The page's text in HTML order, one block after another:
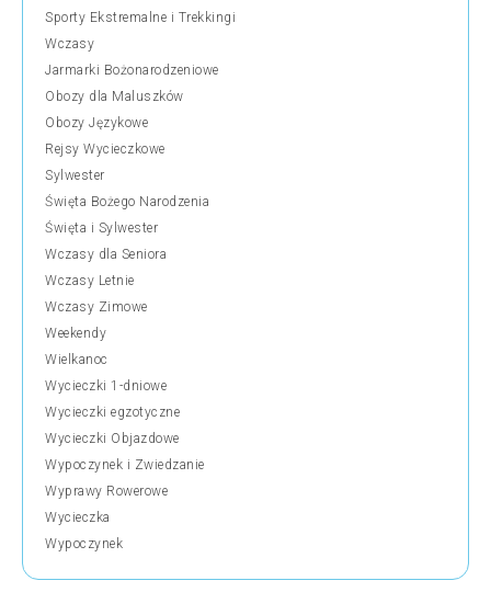
Sporty Ekstremalne i Trekkingi
Wczasy
Jarmarki Bożonarodzeniowe
Obozy dla Maluszków
Obozy Językowe
Rejsy Wycieczkowe
Sylwester
Święta Bożego Narodzenia
Święta i Sylwester
Wczasy dla Seniora
Wczasy Letnie
Wczasy Zimowe
Weekendy
Wielkanoc
Wycieczki 1-dniowe
Wycieczki egzotyczne
Wycieczki Objazdowe
Wypoczynek i Zwiedzanie
Wyprawy Rowerowe
Wycieczka
Wypoczynek